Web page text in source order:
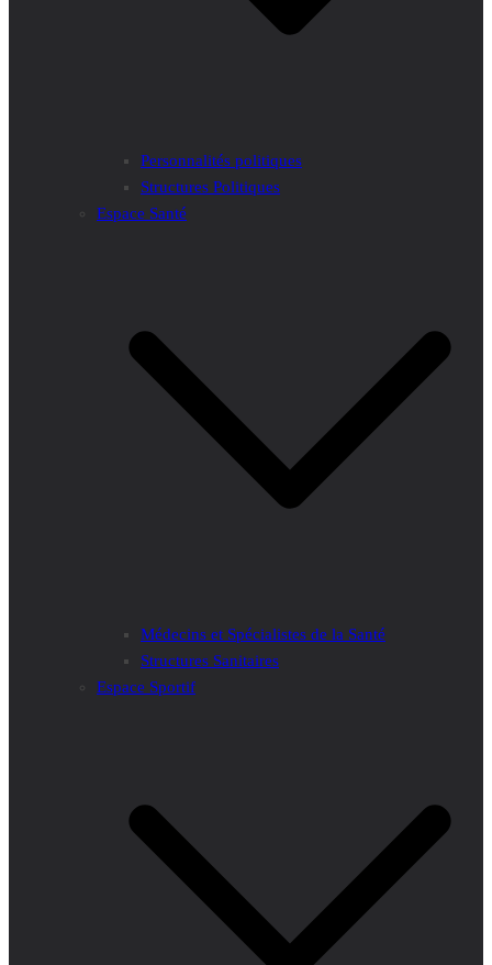
Personnalités politiques
Structures Politiques
Espace Santé
Médecins et Spécialistes de la Santé
Structures Sanitaires
Espace Sportif